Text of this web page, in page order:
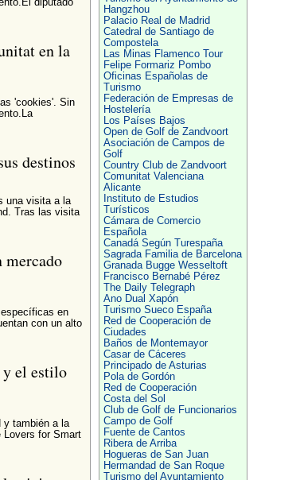
en la
'cookies'. Sin
destinos
una visita a la
Tras las visita
mercado
en
con un alto
y el estilo
y también a la
Lovers for Smart
Hangzhou
Palacio Real de Madrid
Catedral de Santiago de
Compostela
Las Minas Flamenco Tour
Felipe Formariz Pombo
Oficinas Españolas de
Turismo
Federación de Empresas de
Hostelería
Los Países Bajos
Open de Golf de Zandvoort
Asociación de Campos de
Golf
Country Club de Zandvoort
Comunitat Valenciana
Alicante
Instituto de Estudios
Turísticos
Cámara de Comercio
Española
Canadá Según Turespaña
Sagrada Familia de Barcelona
Granada Bugge Wesseltoft
Francisco Bernabé Pérez
The Daily Telegraph
Ano Dual Xapón
Turismo Sueco España
Red de Cooperación de
Ciudades
Baños de Montemayor
Casar de Cáceres
Principado de Asturias
Pola de Gordón
Red de Cooperación
Costa del Sol
Club de Golf de Funcionarios
Campo de Golf
Fuente de Cantos
Ribera de Arriba
Hogueras de San Juan
Hermandad de San Roque
Turismo del Ayuntamiento